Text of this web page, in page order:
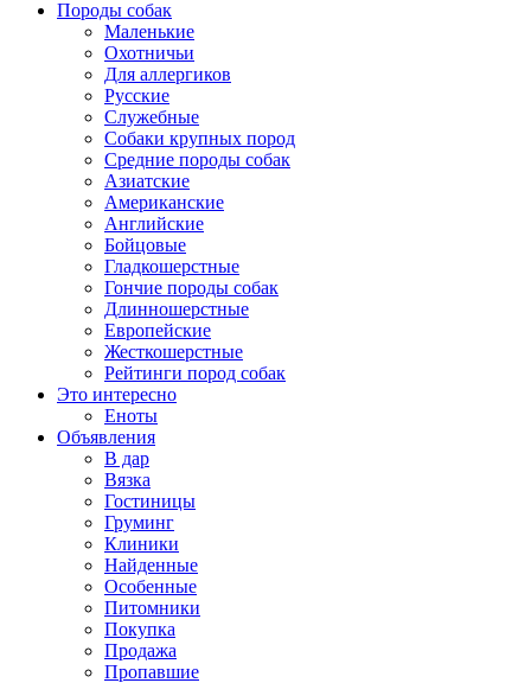
Породы собак
Маленькие
Охотничьи
Для аллергиков
Русские
Служебные
Собаки крупных пород
Средние породы собак
Азиатские
Американские
Английские
Бойцовые
Гладкошерстные
Гончие породы собак
Длинношерстные
Европейские
Жесткошерстные
Рейтинги пород собак
Это интересно
Еноты
Объявления
В дар
Вязка
Гостиницы
Груминг
Клиники
Найденные
Особенные
Питомники
Покупка
Продажа
Пропавшие